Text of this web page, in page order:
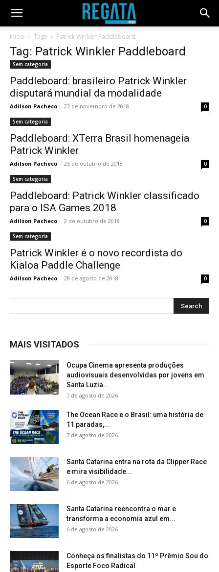
Início Tags Patrick Winkler Paddleboard
Tag: Patrick Winkler Paddleboard
Sem categoria
Paddleboard: brasileiro Patrick Winkler
disputará mundial da modalidade
Adilson Pacheco - 23 de novembro de 2018 0
Sem categoria
Paddleboard: XTerra Brasil homenageia
Patrick Winkler
Adilson Pacheco - 25 de outubro de 2018 0
Sem categoria
Paddleboard: Patrick Winkler classificado
para o ISA Games 2018
Adilson Pacheco - 2 de outubro de 2018 0
Sem categoria
Patrick Winkler é o novo recordista do
Kialoa Paddle Challenge
Adilson Pacheco - 28 de agosto de 2018 0
MAIS VISITADOS
Ocupa Cinema apresenta produções
audiovisuais desenvolvidas por jovens em
Santa Luzia...
7 de agosto de 2026
The Ocean Race e o Brasil: uma história de
11 paradas,...
7 de agosto de 2026
Santa Catarina entra na rota da Clipper Race
e mira visibilidade...
6 de agosto de 2026
Santa Catarina reencontra o mar e
transforma a economia azul em...
6 de agosto de 2026
Conheça os finalistas do 11º Prêmio Sou do
Esporte Foco Radical